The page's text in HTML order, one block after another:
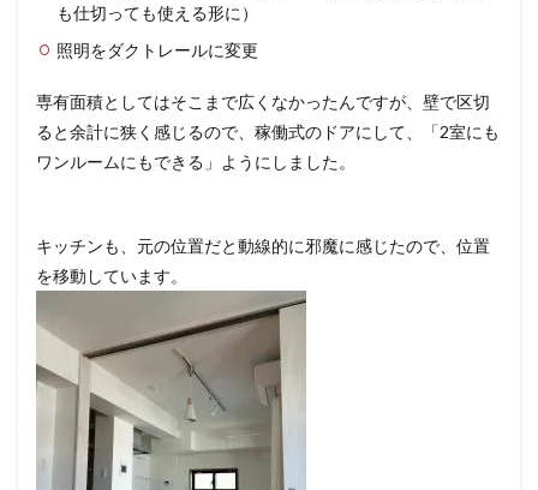
も仕切っても使える形に）
照明をダクトレールに変更
専有面積としてはそこまで広くなかったんですが、壁で区切
ると余計に狭く感じるので、稼働式のドアにして、「2室にも
ワンルームにもできる」ようにしました。
キッチンも、元の位置だと動線的に邪魔に感じたので、位置
を移動しています。